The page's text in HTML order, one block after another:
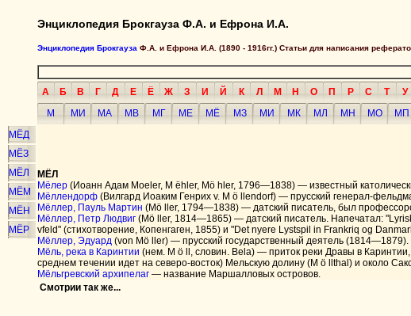
Энциклопедия Брокгауза Ф.А. и Ефрона И.А.
Энциклопедия Брокгауза Ф.А. и Ефрона И.А. (1890 - 1916гг.) Статьи для написания
А Б В Г Д Е Ё Ж З И Й К Л М Н О П Р С Т У
М
МИ МА МВ МГ МЕ МЁ МЗ МИ МК МЛ МН МО МП
МЁД
МЁЗ
МЁЛ
МЁМ
МЁН
МЁР
МЁЛ
Мёлер (Иоанн Адам Moeler, M ëhler, Mö hler, 1796—1838) — известный
Мёллендорф (Вилгард Иоаким Генрих v. M ö llendorf) — прусский генерал-
Мёллер, Пауль Мартин (Mö ller, 1794—1838) — датский писатель, был
Мёллер, Петр Людвиг (Mö ller, 1814—1865) — датский писатель. Напечатал:
vfeld" (стихотворение, Копенгаген, 1855) и "Det nyere Lystspil in Frankriq og
Мёллер, Эдуард (von Mö ller) — прусский государственный деятель (1814—1879).
Мёль, река в Каринтии (нем. M ö ll, словин. Bela) — приток реки Дравы в
среднем течении идет на северо-восток) Мельскую долину (M ö llthal) и около
Мёльгревский архипелаг — название Маршалловых островов.
Смотрии так же...